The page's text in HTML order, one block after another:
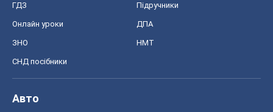
ГДЗ Підручники
Онлайн уроки ДПА
ЗНО НМТ
СНД посібники
Авто